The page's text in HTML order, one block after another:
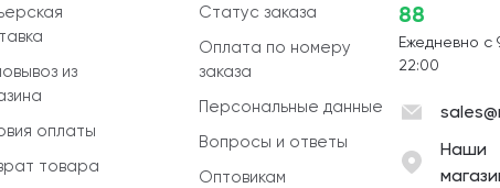
из
оплаты
товара
Статус заказа
Оплата по номеру
заказа
Персональные данные
Вопросы и ответы
Оптовикам
88
Ежедневно с
22:00
Наши